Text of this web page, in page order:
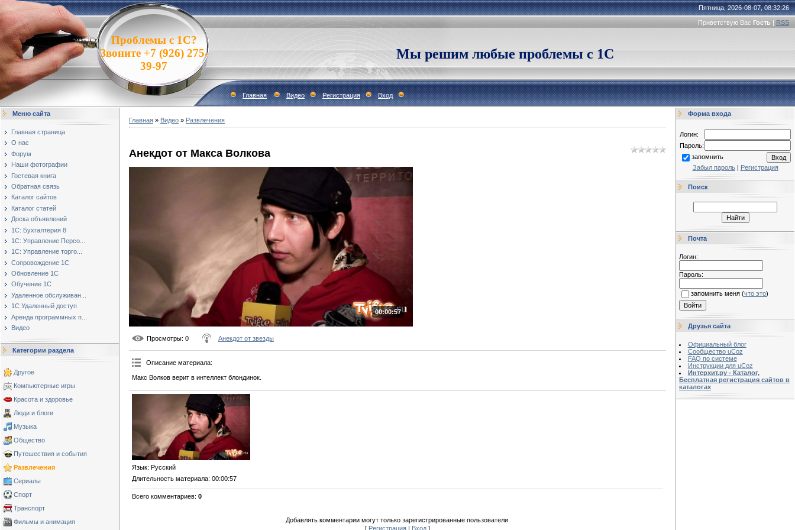
Проблемы с 1С?
Звоните +7 (926) 275-
39-97
Пятница, 2026-08-07, 08:32:26
Приветствую Вас Гость | RSS
Мы решим любые проблемы с 1С
Главная Видео Регистрация Вход
Меню сайта
Главная страница
О нас
Форум
Наши фотографии
Гостевая книга
Обратная связь
Каталог сайтов
Каталог статей
Доска объявлений
1С: Бухгалтерия 8
1С: Управление Персо...
1С: Управление торго...
Сопровождение 1С
Обновление 1С
Обучение 1С
Удаленное обслуживан...
1С Удаленный доступ
Аренда программных п...
Видео
Категории раздела
Другое
Компьютерные игры
Красота и здоровье
Люди и блоги
Музыка
Общество
Путешествия и события
Развлечения
Сериалы
Спорт
Транспорт
Фильмы и анимация
Главная » Видео » Развлечения
Анекдот от Макса Волкова
00:00:57
Просмотры: 0 Анекдот от звезды
Описание материала:
Макс Волков верит в интеллект блондинок.
Язык: Русский
Длительность материала: 00:00:57
Всего комментариев: 0
Добавлять комментарии могут только зарегистрированные пользователи.
[ Регистрация | Вход ]
Форма входа
Логин:
Пароль:
запомнить
Забыл пароль| Регистрация
Поиск
Почта
Логин:
Пароль:
запомнить меня (что это)
Друзья сайта
Официальный блог
Сообщество uCoz
FAQ по системе
Инструкции для uCoz
Интерхит.ру - Каталог,
Бесплатная регистрация сайтов в
каталогах